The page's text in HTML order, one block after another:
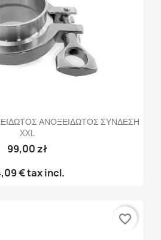
ΑΝΟΞΕΙΔΩΤΟΣ ΣΥΝΔΕΣΗ
XXL
99,00 zł
€tax incl.
favorite_border